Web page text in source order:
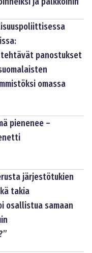
tehtävät panostukset
omassa
pienenee –
järjestötukien
takia
osallistua samaan